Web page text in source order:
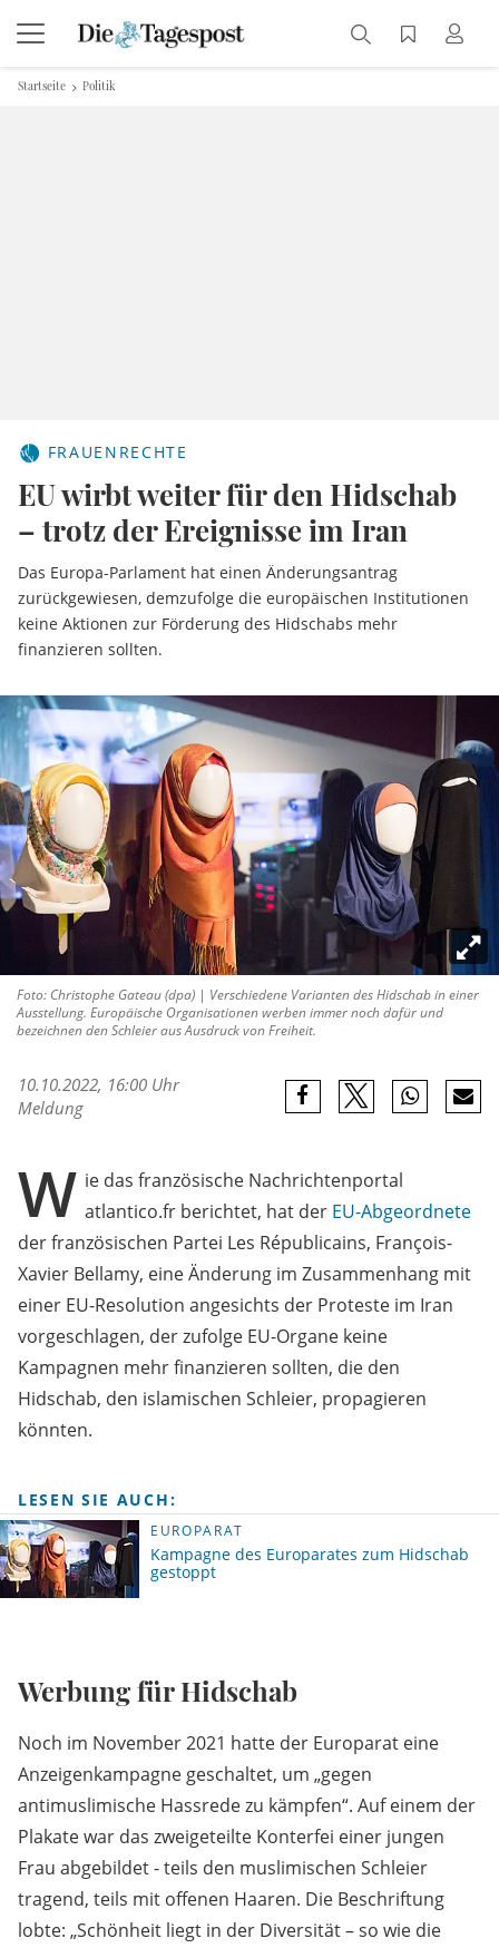
Startseite Politik
FRAUENRECHTE
EU wirbt weiter für den Hidschab
– trotz der Ereignisse im Iran
Das Europa-Parlament hat einen Änderungsantrag
zurückgewiesen, demzufolge die europäischen Institutionen
keine Aktionen zur Förderung des Hidschabs mehr
finanzieren sollten.
Foto: Christophe Gateau (dpa) | Verschiedene Varianten des Hidschab in einer
Ausstellung. Europäische Organisationen werben immer noch dafür und
bezeichnen den Schleier aus Ausdruck von Freiheit.
10.10.2022, 16:00 Uhr
Meldung
W ie das französische Nachrichtenportal
atlantico.fr berichtet, hat der EU-Abgeordnete
der französischen Partei Les Républicains, François-
Xavier Bellamy, eine Änderung im Zusammenhang mit
einer EU-Resolution angesichts der Proteste im Iran
vorgeschlagen, der zufolge EU-Organe keine
Kampagnen mehr finanzieren sollten, die den
Hidschab, den islamischen Schleier, propagieren
könnten.
LESEN SIE AUCH:
EUROPARAT
Kampagne des Europarates zum Hidschab
gestoppt
Werbung für Hidschab
Noch im November 2021 hatte der Europarat eine
Anzeigenkampagne geschaltet, um „gegen
antimuslimische Hassrede zu kämpfen“. Auf einem der
Plakate war das zweigeteilte Konterfei einer jungen
Frau abgebildet - teils den muslimischen Schleier
tragend, teils mit offenen Haaren. Die Beschriftung
lobte: „Schönheit liegt in der Diversität – so wie die